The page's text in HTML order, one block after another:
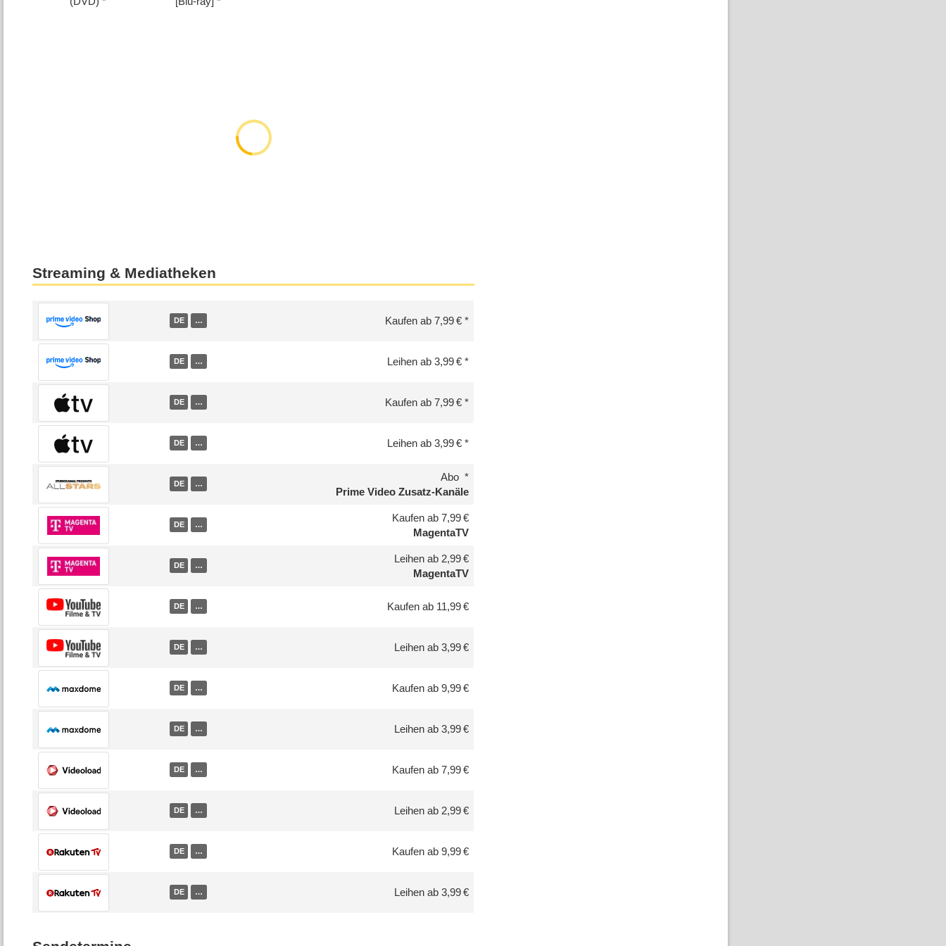
Streaming & Mediatheken
DE … Kaufen ab 7,99 €
DE … Leihen ab 3,99 €
DE … Kaufen ab 7,99 €
DE … Leihen ab 3,99 €
DE …
Abo
Prime Video Zusatz-Kanäle
DE …
Kaufen ab 7,99 €
MagentaTV
DE …
Leihen ab 2,99 €
MagentaTV
DE … Kaufen ab 11,99 €
DE … Leihen ab 3,99 €
DE … Kaufen ab 9,99 €
DE … Leihen ab 3,99 €
DE … Kaufen ab 7,99 €
DE … Leihen ab 2,99 €
DE … Kaufen ab 9,99 €
DE … Leihen ab 3,99 €